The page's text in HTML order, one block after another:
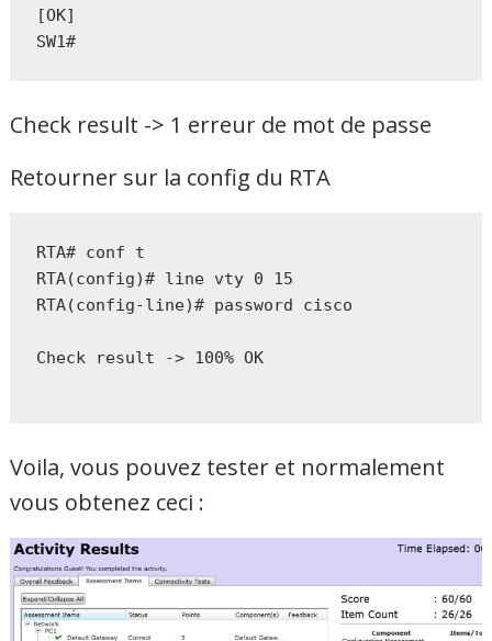
[OK]
Check result -> 1 erreur de mot de passe
Retourner sur la config du RTA
RTA# conf t
RTA(config)# line vty 0 15
RTA(config-line)# password cisco
Check result -> 100% OK
Voila, vous pouvez tester et normalement
vous obtenez ceci :